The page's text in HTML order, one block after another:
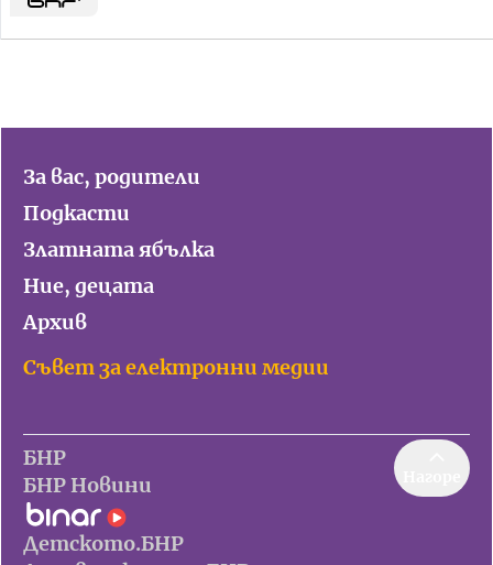
За вас, родители
Подкасти
Златната ябълка
Ние, децата
Архив
Съвет за електронни медии
БНР
БНР Новини
Детското.БНР